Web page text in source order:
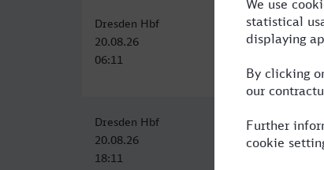
Dresden Hbf
20.08.26
06:11
Duisburg Hbf
20.08.26
Dresden Hbf
20.08.26
18:11
Duisburg Hbf
21.08.26